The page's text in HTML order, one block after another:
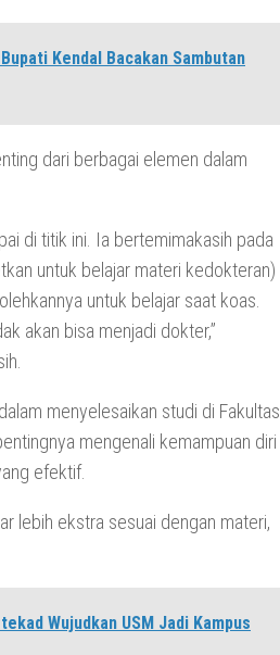
Kendal Bacakan Sambutan
dari berbagai elemen dalam
di titik ini. Ia bertemimakasih pada
untuk belajar materi kedokteran)
untuk belajar saat koas.
akan bisa menjadi dokter,”
menyelesaikan studi di Fakultas
mengenali kemampuan diri
efektif.
lebih ekstra sesuai dengan materi,
Wujudkan USM Jadi Kampus